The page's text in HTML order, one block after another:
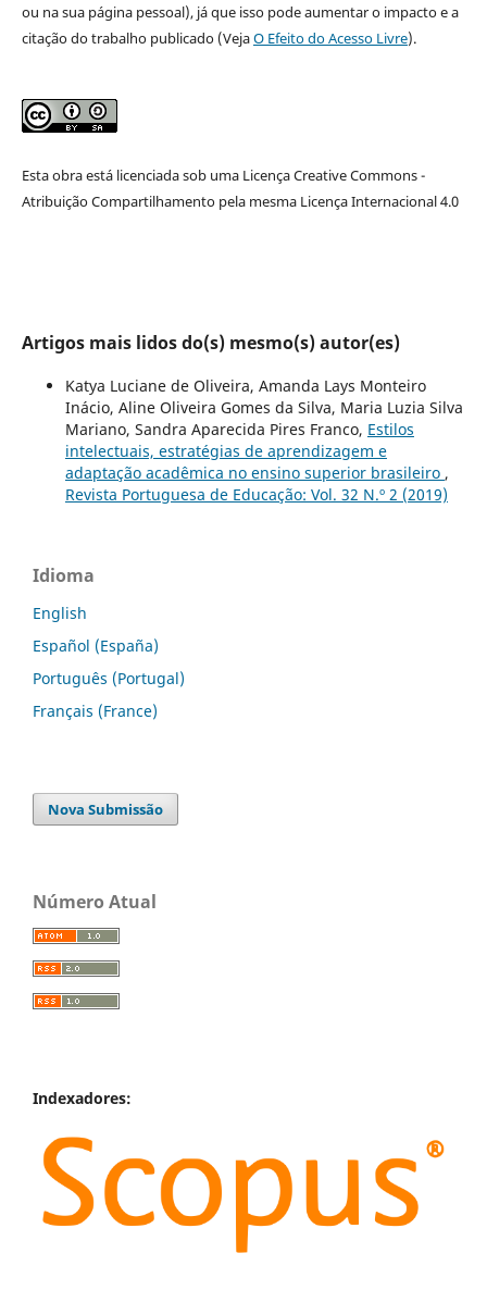
ou na sua página pessoal), já que isso pode aumentar o impacto e a
citação do trabalho publicado (VejaO Efeito do Acesso Livre).
Esta obra está licenciada sob uma Licença Creative Commons -
Atribuição Compartilhamento pela mesma Licença Internacional 4.0
Artigos mais lidos do(s) mesmo(s) autor(es)
Katya Luciane de Oliveira, Amanda Lays Monteiro
Inácio, Aline Oliveira Gomes da Silva, Maria Luzia Silva
Mariano, Sandra Aparecida Pires Franco, Estilos
intelectuais, estratégias de aprendizagem e
adaptação acadêmica no ensino superior brasileiro ,
Revista Portuguesa de Educação: Vol. 32 N.º 2 (2019)
Idioma
English
Español (España)
Português (Portugal)
Français (France)
Nova Submissão
Número Atual
Indexadores: